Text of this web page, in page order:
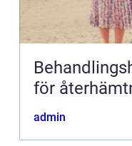
Behandlingshem en
för
admin